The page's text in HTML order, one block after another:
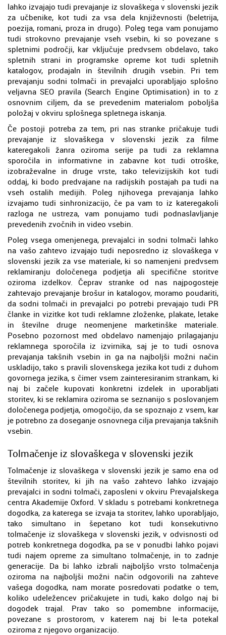
lahko izvajajo tudi prevajanje iz slovaškega v slovenski jezik
za učbenike, kot tudi za vsa dela književnosti (beletrija,
poezija, romani, proza in drugo). Poleg tega vam ponujamo
tudi strokovno prevajanje vseh vsebin, ki so povezane s
spletnimi področji, kar vključuje predvsem obdelavo, tako
spletnih strani in programske opreme kot tudi spletnih
katalogov, prodajaln in številnih drugih vsebin. Pri tem
prevajanju sodni tolmači in prevajalci uporabljajo splošno
veljavna SEO pravila (Search Engine Optimisation) in to z
osnovnim ciljem, da se prevedenim materialom poboljša
položaj v okviru splošnega spletnega iskanja.
Če postoji potreba za tem, pri nas stranke pričakuje tudi
prevajanje iz slovaškega v slovenski jezik za filme
kateregakoli žanra oziroma serije pa tudi za reklamna
sporočila in informativne in zabavne kot tudi otroške,
izobraževalne in druge vrste, tako televizijskih kot tudi
oddaj, ki bodo predvajane na radijskih postajah pa tudi na
vseh ostalih medijih. Poleg njihovega prevajanja lahko
izvajamo tudi sinhronizacijo, če pa vam to iz kateregakoli
razloga ne ustreza, vam ponujamo tudi podnaslavljanje
prevedenih zvočnih in video vsebin.
Poleg vsega omenjenega, prevajalci in sodni tolmači lahko
na vašo zahtevo izvajajo tudi neposredno iz slovaškega v
slovenski jezik za vse materiale, ki so namenjeni predvsem
reklamiranju določenega podjetja ali specifične storitve
oziroma izdelkov. Čeprav stranke od nas najpogosteje
zahtevajo prevajanje brošur in katalogov, moramo poudariti,
da sodni tolmači in prevajalci po potrebi prevajajo tudi PR
članke in vizitke kot tudi reklamne zloženke, plakate, letake
in številne druge neomenjene marketinške materiale.
Posebno pozornost med obdelavo namenjajo prilagajanju
reklamnega sporočila iz izvirnika, saj je to tudi osnova
prevajanja takšnih vsebin in ga na najboljši možni način
uskladijo, tako s pravili slovenskega jezika kot tudi z duhom
govornega jezika, s čimer vsem zainteresiranim strankam, ki
naj bi začele kupovati konkretni izdelek in uporabljati
storitev, ki se reklamira oziroma se seznanijo s poslovanjem
določenega podjetja, omogočijo, da se spoznajo z vsem, kar
je potrebno za doseganje osnovnega cilja prevajanja takšnih
vsebin.
Tolmačenje iz slovaškega v slovenski jezik
Tolmačenje iz slovaškega v slovenski jezik je samo ena od
številnih storitev, ki jih na vašo zahtevo lahko izvajajo
prevajalci in sodni tolmači, zaposleni v okviru Prevajalskega
centra Akademije Oxford. V skladu s potrebami konkretnega
dogodka, za katerega se izvaja ta storitev, lahko uporabljajo,
tako simultano in šepetano kot tudi konsekutivno
tolmačenje iz slovaškega v slovenski jezik, v odvisnosti od
potreb konkretnega dogodka, pa se v ponudbi lahko pojavi
tudi najem opreme za simultano tolmačenje, in to zadnje
generacije. Da bi lahko izbrali najboljšo vrsto tolmačenja
oziroma na najboljši možni način odgovorili na zahteve
vašega dogodka, nam morate posredovati podatke o tem,
koliko udeležencev pričakujete in tudi, kako dolgo naj bi
dogodek trajal. Prav tako so pomembne informacije,
povezane s prostorom, v katerem naj bi le-ta potekal
oziroma z njegovo organizacijo.